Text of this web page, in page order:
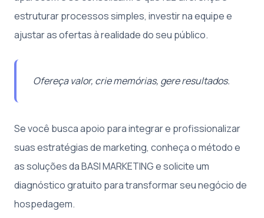
estruturar processos simples, investir na equipe e
ajustar as ofertas à realidade do seu público.
Ofereça valor, crie memórias, gere resultados.
Se você busca apoio para integrar e profissionalizar
suas estratégias de marketing, conheça o método e
as soluções da BASI MARKETING e solicite um
diagnóstico gratuito para transformar seu negócio de
hospedagem.